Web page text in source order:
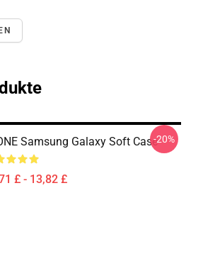
Samsung Galaxy Soft Case
£ - 13,82 £
-20%